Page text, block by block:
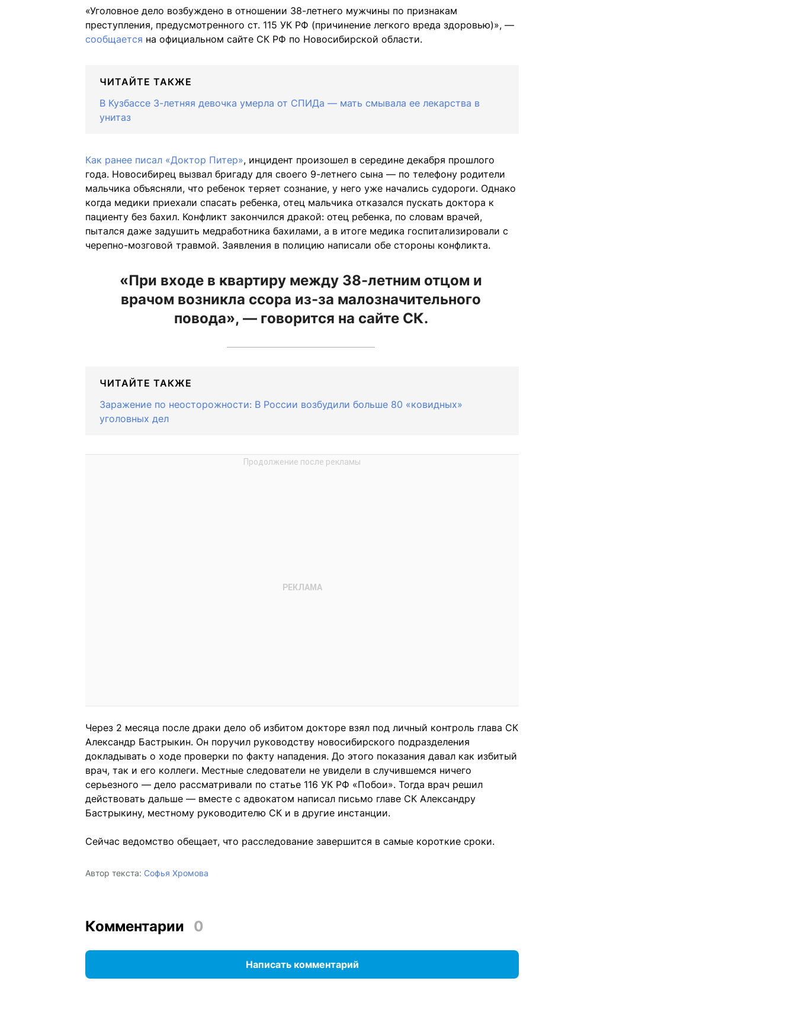
«Уголовное дело возбуждено в отношении 38-летнего мужчины по признакам
преступления, предусмотренного ст. 115 УК РФ (причинение легкого вреда здоровью)», —
сообщается на официальном сайте СК РФ по Новосибирской области.
ЧИТАЙТЕ ТАКЖЕ
В Кузбассе 3-летняя девочка умерла от СПИДа — мать смывала ее лекарства в
унитаз
Как ранее писал «Доктор Питер», инцидент произошел в середине декабря прошлого
года. Новосибирец вызвал бригаду для своего 9-летнего сына — по телефону родители
мальчика объясняли, что ребенок теряет сознание, у него уже начались судороги. Однако
когда медики приехали спасать ребенка, отец мальчика отказался пускать доктора к
пациенту без бахил. Конфликт закончился дракой: отец ребенка, по словам врачей,
пытался даже задушить медработника бахилами, а в итоге медика госпитализировали с
черепно-мозговой травмой. Заявления в полицию написали обе стороны конфликта.
«При входе в квартиру между 38-летним отцом и
врачом возникла ссора из-за малозначительного
повода», — говорится на сайте СК.
ЧИТАЙТЕ ТАКЖЕ
Заражение по неосторожности: В России возбудили больше 80 «ковидных»
уголовных дел
Через 2 месяца после драки дело об избитом докторе взял под личный контроль глава СК
Александр Бастрыкин. Он поручил руководству новосибирского подразделения
докладывать о ходе проверки по факту нападения. До этого показания давал как избитый
врач, так и его коллеги. Местные следователи не увидели в случившемся ничего
серьезного — дело рассматривали по статье 116 УК РФ «Побои». Тогда врач решил
действовать дальше — вместе с адвокатом написал письмо главе СК Александру
Бастрыкину, местному руководителю СК и в другие инстанции.
Сейчас ведомство обещает, что расследование завершится в самые короткие сроки.
Автор текста: Софья Хромова
Комментарии 0
Написать комментарий